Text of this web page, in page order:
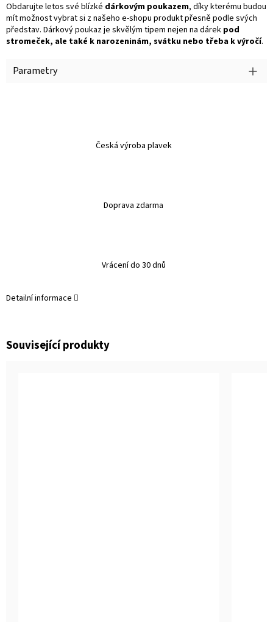
Parametry
Česká výroba plavek
Doprava zdarma
Vrácení do 30 dnů
Obdarujte letos své blízké dárkovým poukazem, díky kterému budou
mít možnost vybrat si z našeho e-shopu produkt přesně podle svých
představ. Dárkový poukaz je skvělým tipem nejen na dárek pod
stromeček, ale také k narozeninám, svátku nebo třeba k výročí.
Detailní informace
Související produkty